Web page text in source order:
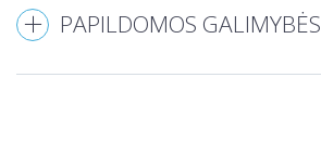
PAPILDOMOS GALIMYBĖS